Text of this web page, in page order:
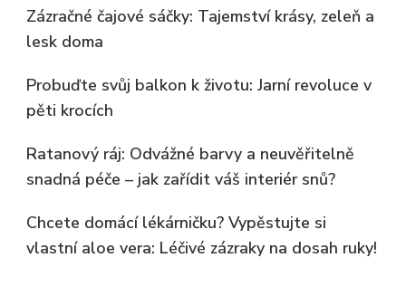
Zázračné čajové sáčky: Tajemství krásy, zeleň a
lesk doma
Probuďte svůj balkon k životu: Jarní revoluce v
pěti krocích
Ratanový ráj: Odvážné barvy a neuvěřitelně
snadná péče – jak zařídit váš interiér snů?
Chcete domácí lékárničku? Vypěstujte si
vlastní aloe vera: Léčivé zázraky na dosah ruky!